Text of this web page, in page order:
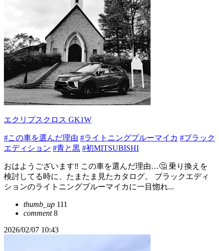
エクリプスクロス GK1W
#この車を選んだ理由 #ライトニングブルーマイカ #ブラック
エディション #青と黒 #初MITSUBISHI
おはようございます‼️ この車を選んだ理由…🤔 乗り換えを
検討してる時に、たまたま見たカタログ。 ブラックエディ
ションのライトニングブルーマイカに一目惚れ...
thumb_up 111
comment8
2026/02/07 10:43